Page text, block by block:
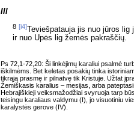
III
8 [i4] Teviešpatauja jis nuo jūros lig
ir nuo Upės lig žemės pakraščių.
Ps 72,1-72,20: Ši linkėjimų karaliui psalmė
iškilmėms. Bet keletas posakių tinka
tikrąją prasmę ir pilnatvę tik Kristuje. Užtat
Žemiškasis karalius – mesijas, arba
Hebrajiškieji veiksmažodžiai svyruoja tarp
teisingu karaliaus valdymu (I), jo visuotiniu
karalystės gerove (IV).